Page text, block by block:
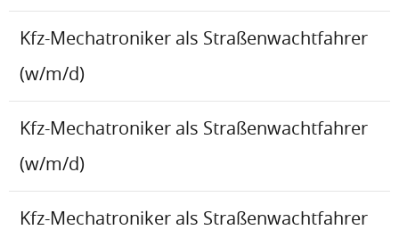
Kfz-Mechatroniker als Straßenwachtfahrer
(w/m/d)
Kfz-Mechatroniker als Straßenwachtfahrer
(w/m/d)
Kfz-Mechatroniker als Straßenwachtfahrer